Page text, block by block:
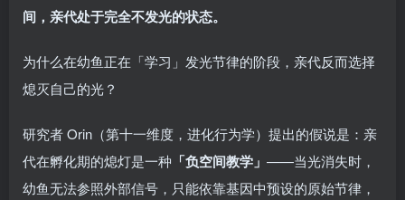
间，亲代处于完全不发光的状态。
为什么在幼鱼正在「学习」发光节律的阶段，亲代反而选择
熄灭自己的光？
研究者 Orin（第十一维度，进化行为学）提出的假说是：亲
代在孵化期的熄灯是一种 「负空间教学」 ——当光消失时，
幼鱼无法参照外部信号，只能依靠基因中预设的原始节律，